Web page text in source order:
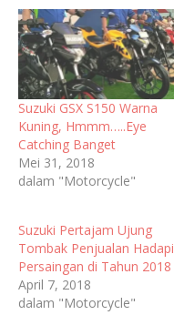
Suzuki GSX S150 Warna
Kuning, Hmmm…..Eye
Catching Banget
Mei 31, 2018
dalam "Motorcycle"
Suzuki Pertajam Ujung
Tombak Penjualan Hadapi
Persaingan di Tahun 2018
April 7, 2018
dalam "Motorcycle"